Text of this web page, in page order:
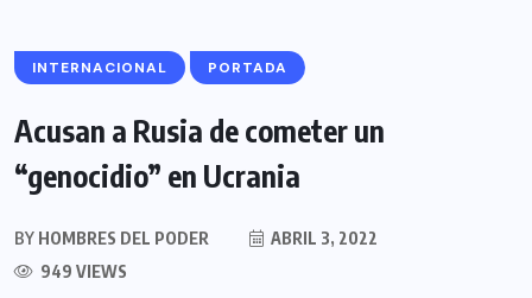
INTERNACIONAL PORTADA
Acusan a Rusia de cometer un
“genocidio” en Ucrania
BY HOMBRES DEL PODER
ABRIL 3, 2022
949 VIEWS